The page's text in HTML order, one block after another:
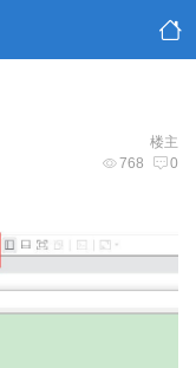
楼主
768 0